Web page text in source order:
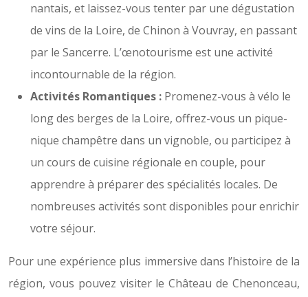
nantais, et laissez-vous tenter par une dégustation
de vins de la Loire, de Chinon à Vouvray, en passant
par le Sancerre. L’œnotourisme est une activité
incontournable de la région.
Activités Romantiques : Promenez-vous à vélo le
long des berges de la Loire, offrez-vous un pique-
nique champêtre dans un vignoble, ou participez à
un cours de cuisine régionale en couple, pour
apprendre à préparer des spécialités locales. De
nombreuses activités sont disponibles pour enrichir
votre séjour.
Pour une expérience plus immersive dans l’histoire de la
région, vous pouvez visiter le Château de Chenonceau,